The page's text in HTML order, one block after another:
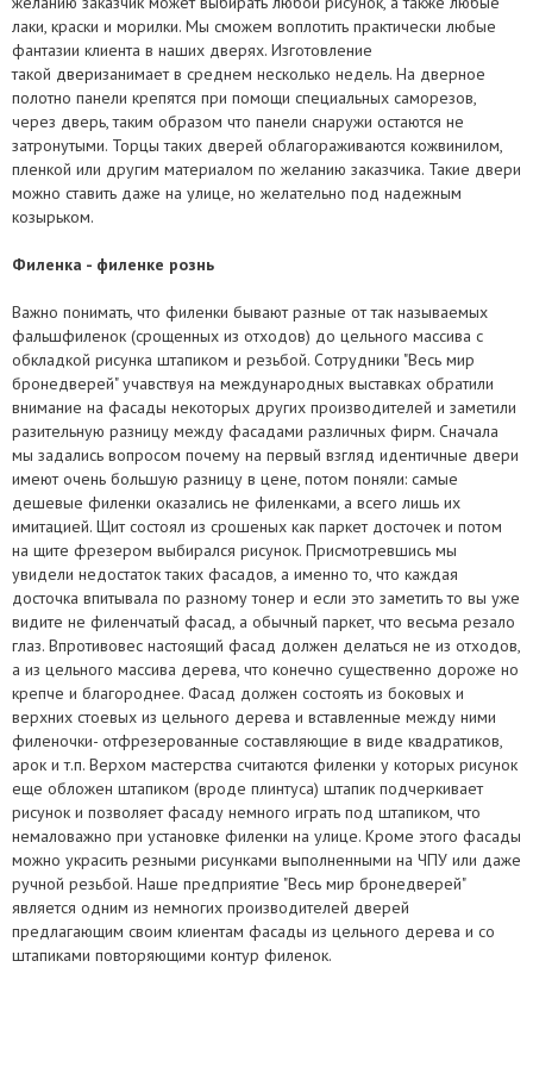
сертификатами, свидетельствами и другими документами,
ознакомиться с входными дверями, обсудить все необходимые
вопросы и заключить договор на изготовление защитной
бронедвери.
Доставка дверей может осуществляться как перевозчиками,
например: Автолюкс, САТ и другими; так и нашими силами. Доставка
перевозчиком бронедвери в регионы Украины не входит в
стоимость наших входных дверей и оплачивается отдельно.
одновременно на взломостойкость, пулестойкость и
противопожарность, благодаря чему такая защитная дверь сможет
не только защищать вас от попытки взлома, но даже и от выстрелов
из огнестрельного оружия и пожара.
Чтобы быть уверенными в том, что вы получили действительно
бронедвери, изготовленные ТМ «Весь мир бронедверей»,
убедитесь в наличии следующего:
Договор на изготовление бронедвери с круглой мокрой печатью
Паспорт на бронедвери, заполненный установщиками дверей и
Маркировка продукции: фирменная бирка на коробке
бронедвери.
Фирменный знак качества на наружном полотне бронедвери.
лаки, краски и морилки. Мы сможем воплотить практически любые
фантазии клиента в наших дверях. Изготовление
такой дверизанимает в среднем несколько недель. На дверное
полотно панели крепятся при помощи специальных саморезов,
через дверь, таким образом что панели снаружи остаются не
затронутыми. Торцы таких дверей облагораживаются кожвинилом,
пленкой или другим материалом по желанию заказчика. Такие двери
можно ставить даже на улице, но желательно под надежным
козырьком.
Филенка - филенке рознь
Важно понимать, что филенки бывают разные от так называемых
фальшфиленок (срощенных из отходов) до цельного массива с
обкладкой рисунка штапиком и резьбой. Сотрудники "Весь мир
бронедверей" учавствуя на международных выставках обратили
внимание на фасады некоторых других производителей и заметили
разительную разницу между фасадами различных фирм. Сначала
мы задались вопросом почему на первый взгляд идентичные двери
имеют очень большую разницу в цене, потом поняли: cамые
дешевые филенки оказались не филенками, а всего лишь их
имитацией. Щит состоял из срошеных как паркет досточек и потом
на щите фрезером выбирался рисунок. Присмотревшись мы
увидели недостаток таких фасадов, а именно то, что каждая
досточка впитывала по разному тонер и если это заметить то вы уже
видите не филенчатый фасад, а обычный паркет, что весьма резало
глаз. Впротивовес настоящий фасад должен делаться не из отходов,
а из цельного массива дерева, что конечно существенно дороже но
крепче и благороднее. Фасад должен состоять из боковых и
верхних стоевых из цельного дерева и вставленные между ними
филеночки- отфрезерованные составляющие в виде квадратиков,
арок и т.п. Верхом мастерства считаются филенки у которых рисунок
еще обложен штапиком (вроде плинтуса) штапик подчеркивает
рисунок и позволяет фасаду немного играть под штапиком, что
немаловажно при установке филенки на улице. Кроме этого фасады
можно украсить резными рисунками выполненными на ЧПУ или даже
ручной резьбой. Наше предприятие "Весь мир бронедверей"
является одним из немногих производителей дверей
предлагающим своим клиентам фасады из цельного дерева и со
штапиками повторяющими контур филенок.